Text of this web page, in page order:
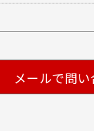
メールで問